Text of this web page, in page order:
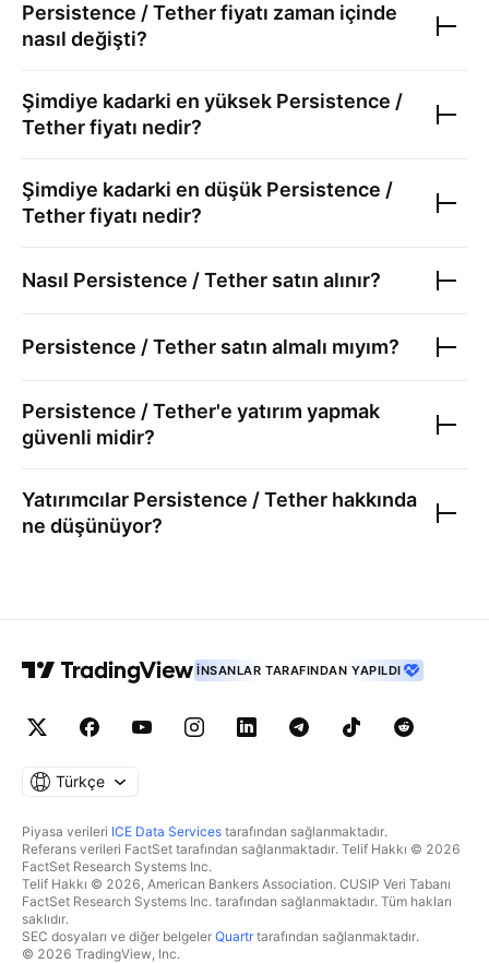
Persistence / Tetherfiyatı zaman içinde
nasıl değişti?
Şimdiye kadarki en yüksek Persistence /
Tetherfiyatı nedir?
Şimdiye kadarki en düşük Persistence /
Tetherfiyatı nedir?
Nasıl Persistence / Tether satın alınır?
Persistence / Tether satın almalı mıyım?
Persistence / Tether'e yatırım yapmak
güvenli midir?
Yatırımcılar Persistence / Tether hakkında
ne düşünüyor?
İNSANLAR TARAFINDAN YAPILDI
Türkçe
Piyasa verileri ICE Data Services tarafından sağlanmaktadır.
Referans verileri FactSet tarafından sağlanmaktadır. Telif Hakkı © 2026
FactSet Research Systems Inc.
Telif Hakkı © 2026, American Bankers Association. CUSIP Veri Tabanı
FactSet Research Systems Inc. tarafından sağlanmaktadır. Tüm hakları
saklıdır.
SEC dosyaları ve diğer belgeler Quartrtarafından sağlanmaktadır.
© 2026 TradingView, Inc.